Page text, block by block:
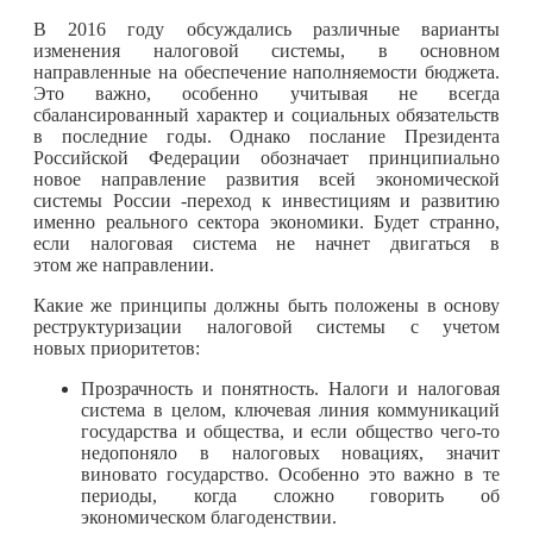
В 2016 году обсуждались различные варианты
изменения налоговой системы, в основном
направленные на обеспечение наполняемости бюджета.
Это важно, особенно учитывая не всегда
сбалансированный характер и социальных обязательств
в последние годы. Однако послание Президента
Российской Федерации обозначает принципиально
новое направление развития всей экономической
системы России -переход к инвестициям и развитию
именно реального сектора экономики. Будет странно,
если налоговая система не начнет двигаться в
этом же направлении.
Какие же принципы должны быть положены в основу
реструктуризации налоговой системы с учетом
новых приоритетов:
Прозрачность и понятность. Налоги и налоговая
система в целом, ключевая линия коммуникаций
государства и общества, и если общество чего-то
недопоняло в налоговых новациях, значит
виновато государство. Особенно это важно в те
периоды, когда сложно говорить об
экономическом благоденствии.